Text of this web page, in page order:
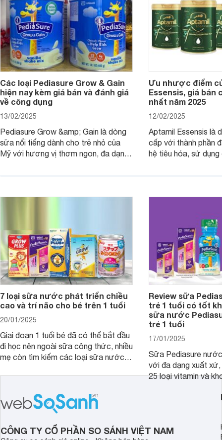
nay ra sao? Hãy cùng tìm hiểu ngay.
4 yếu tố sau.
Các loại Pediasure Grow & Gain
hiện nay kèm giá bán và đánh giá
về công dụng
13/02/2025
Pediasure Grow &amp; Gain là dòng
sữa nổi tiếng dành cho trẻ nhỏ của
Mỹ với hương vị thơm ngon, đa dạng
Pediasure Grow &amp; Gain hiện nay
Ưu nhược điểm
Essensis, giá bán
nhất năm 2025
12/02/2025
Aptamil Essensis là
cấp với thành phần
hệ tiêu hóa, sử
cùng Websosanh.vn
7 loại sữa nước phát triển chiều
cao và trí não cho bé trên 1 tuổi
20/01/2025
Giai đoạn 1 tuổi bé đã có thể bắt đầu
đi học nên ngoài sữa công thức, nhiều
mẹ còn tìm kiếm các loại sữa nước
trẻ. Dưới đây là 7 loại sữa nước phát
1 tuổi tốt mà mẹ bỉm nên lựa chọn.
Review sữa
trẻ 1 tuổi có tốt
sữa nước
trẻ 1 tuổi
17/01/2025
Sữa Pediasure
với đa dạng xuất
25 loại vitamin và
CÔNG TY CỔ PHẦN SO SÁNH VIỆT NAM